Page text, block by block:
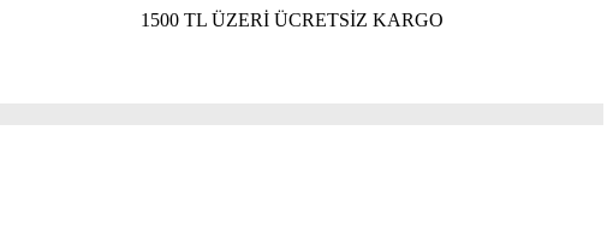
1500 TL ÜZERİ ÜCRETSİZ KARGO